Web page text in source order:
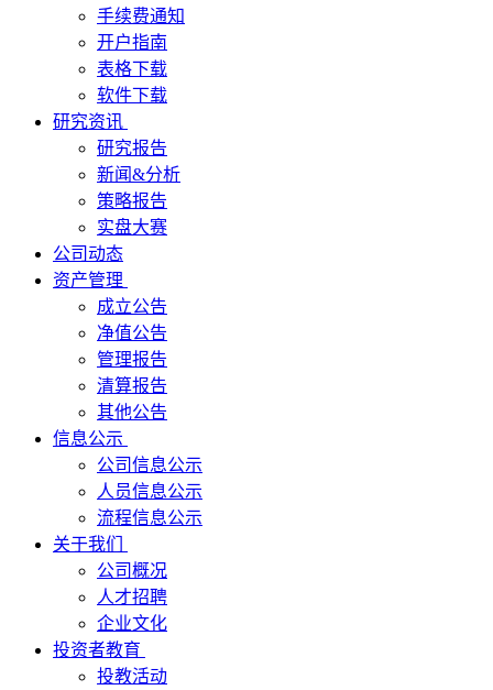
手续费通知
开户指南
表格下载
软件下载
研究资讯
研究报告
新闻&分析
策略报告
实盘大赛
公司动态
资产管理
成立公告
净值公告
管理报告
清算报告
其他公告
信息公示
公司信息公示
人员信息公示
流程信息公示
关于我们
公司概况
人才招聘
企业文化
投资者教育
投教活动